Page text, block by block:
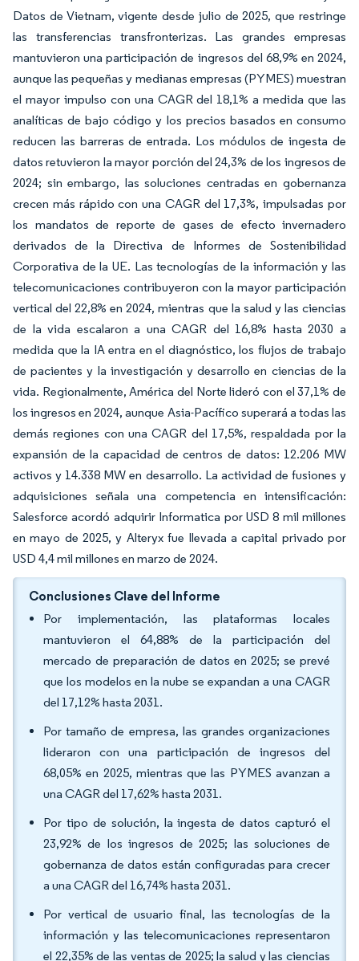
Datos de Vietnam, vigente desde julio de 2025, que restringe
las transferencias transfronterizas. Las grandes empresas
mantuvieron una participación de ingresos del 68,9% en 2024,
aunque las pequeñas y medianas empresas (PYMES) muestran
el mayor impulso con una CAGR del 18,1% a medida que las
analíticas de bajo código y los precios basados en consumo
reducen las barreras de entrada. Los módulos de ingesta de
datos retuvieron la mayor porción del 24,3% de los ingresos de
2024; sin embargo, las soluciones centradas en gobernanza
crecen más rápido con una CAGR del 17,3%, impulsadas por
los mandatos de reporte de gases de efecto invernadero
derivados de la Directiva de Informes de Sostenibilidad
Corporativa de la UE. Las tecnologías de la información y las
telecomunicaciones contribuyeron con la mayor participación
vertical del 22,8% en 2024, mientras que la salud y las ciencias
de la vida escalaron a una CAGR del 16,8% hasta 2030 a
medida que la IA entra en el diagnóstico, los flujos de trabajo
de pacientes y la investigación y desarrollo en ciencias de la
vida. Regionalmente, América del Norte lideró con el 37,1% de
los ingresos en 2024, aunque Asia-Pacífico superará a todas las
demás regiones con una CAGR del 17,5%, respaldada por la
expansión de la capacidad de centros de datos: 12.206 MW
activos y 14.338 MW en desarrollo. La actividad de fusiones y
adquisiciones señala una competencia en intensificación:
Salesforce acordó adquirir Informatica por USD 8 mil millones
en mayo de 2025, y Alteryx fue llevada a capital privado por
USD 4,4 mil millones en marzo de 2024.
Conclusiones Clave del Informe
Por implementación, las plataformas locales
mantuvieron el 64,88% de la participación del
mercado de preparación de datos en 2025; se prevé
que los modelos en la nube se expandan a una CAGR
del 17,12% hasta 2031.
Por tamaño de empresa, las grandes organizaciones
lideraron con una participación de ingresos del
68,05% en 2025, mientras que las PYMES avanzan a
una CAGR del 17,62% hasta 2031.
Por tipo de solución, la ingesta de datos capturó el
23,92% de los ingresos de 2025; las soluciones de
gobernanza de datos están configuradas para crecer
a una CAGR del 16,74% hasta 2031.
Por vertical de usuario final, las tecnologías de la
información y las telecomunicaciones representaron
el 22,35% de las ventas de 2025; la salud y las ciencias